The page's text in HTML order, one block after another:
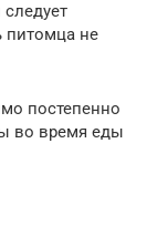
питомца не
постепенно
во время еды